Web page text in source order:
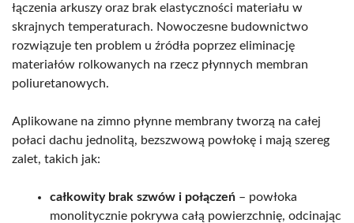
łączenia arkuszy oraz brak elastyczności materiału w
skrajnych temperaturach. Nowoczesne budownictwo
rozwiązuje ten problem u źródła poprzez eliminację
materiałów rolkowanych na rzecz płynnych membran
poliuretanowych.
Aplikowane na zimno płynne membrany tworzą na całej
połaci dachu jednolitą, bezszwową powłokę i mają szereg
zalet, takich jak:
całkowity brak szwów i połączeń – powłoka
monolitycznie pokrywa całą powierzchnię, odcinając